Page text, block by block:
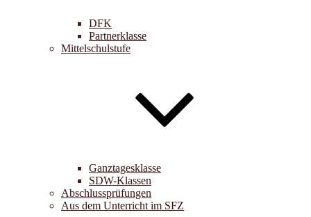
DFK
Partnerklasse
Mittelschulstufe
Ganztagesklasse
SDW-Klassen
Abschlussprüfungen
Aus dem Unterricht im SFZ